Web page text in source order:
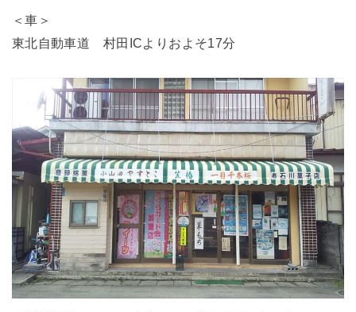
＜車＞
東北自動車道 村田ICよりおよそ17分